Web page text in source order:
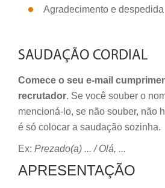
Agradecimento e despedida
SAUDAÇÃO CORDIAL
Comece o seu e-mail
recrutador. Se você souber o
mencioná-lo, se não souber, não
é só colocar a saudação sozinha.
Ex: Prezado(a) ... / Olá, ...
APRESENTAÇÃO